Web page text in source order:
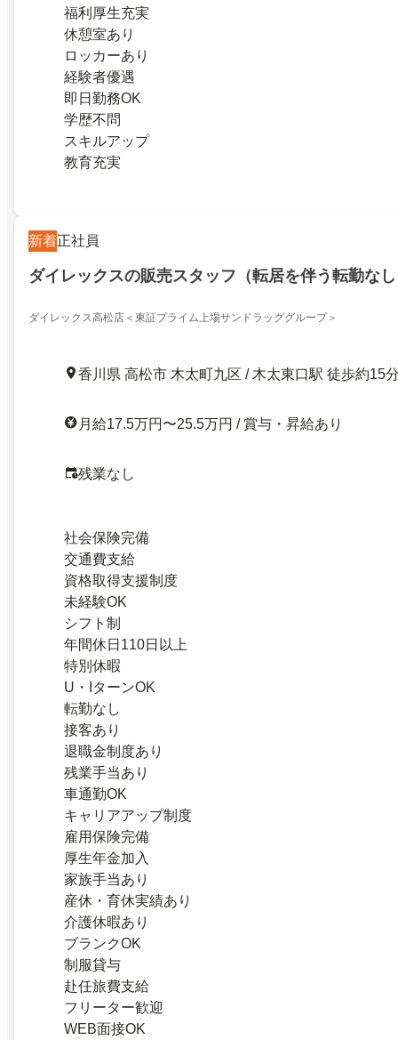
福利厚生充実
休憩室あり
ロッカーあり
経験者優遇
即日勤務OK
学歴不問
スキルアップ
教育充実
新着正社員
ダイレックスの販売スタッフ（転居を伴う転勤な
ダイレックス高松店＜東証プライム上場サンドラッググループ＞
香川県 高松市 木太町九区 / 木太東口駅 徒歩約15
月給17.5万円〜25.5万円 / 賞与・昇給あり
残業なし
社会保険完備
交通費支給
資格取得支援制度
未経験OK
シフト制
年間休日110日以上
特別休暇
U・IターンOK
転勤なし
接客あり
退職金制度あり
残業手当あり
車通勤OK
キャリアアップ制度
雇用保険完備
厚生年金加入
家族手当あり
産休・育休実績あり
介護休暇あり
ブランクOK
制服貸与
赴任旅費支給
フリーター歓迎
WEB面接OK